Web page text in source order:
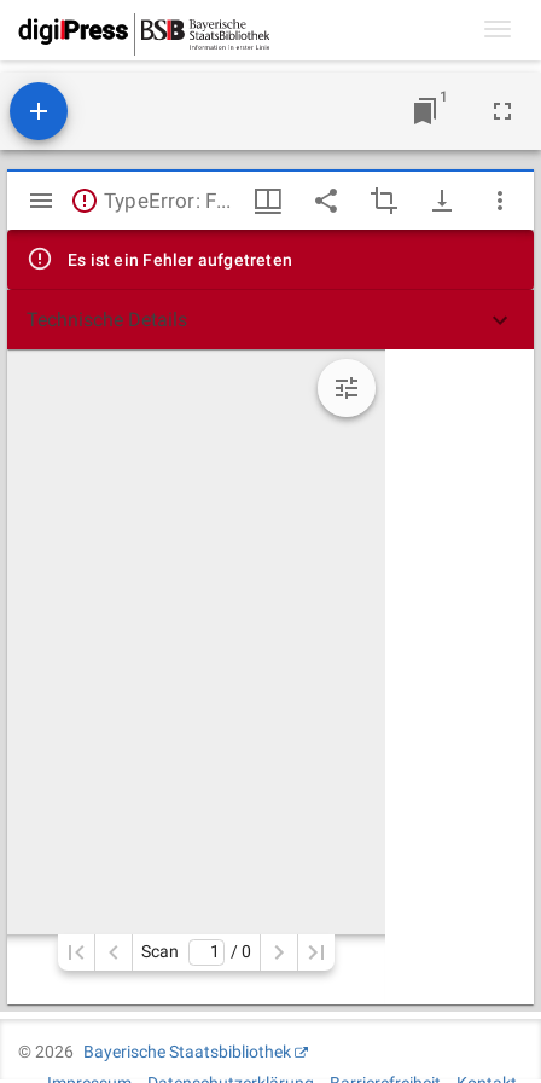
1
Mirador
Viewer
TypeError: Failed to fetch
Es ist ein Fehler aufgetreten
Technische Details
Scan / 0
©2026
Bayerische Staatsbibliothek